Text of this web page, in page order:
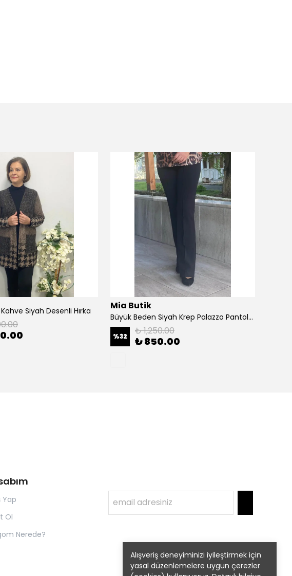
Alışveriş deneyiminizi iyileştirmek için
yasal düzenlemelere uygun çerezler
Siyah Desenli Hırka Mia Butik
Büyük Beden Siyah Krep Palazzo Pantolon
%32 ₺ 1,250.00
₺ 850.00
Yap
Ol
Nerede?